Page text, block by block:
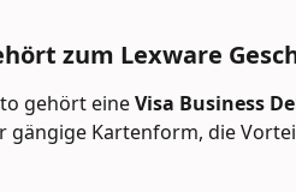
zum Lexware
gehört eine Visa Business
gängige Kartenform, die